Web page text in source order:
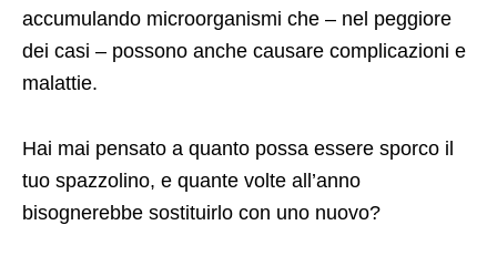
accumulando microorganismi che – nel peggiore
dei casi – possono anche causare complicazioni e
malattie.
Hai mai pensato a quanto possa essere sporco il
tuo spazzolino, e quante volte all’anno
bisognerebbe sostituirlo con uno nuovo?